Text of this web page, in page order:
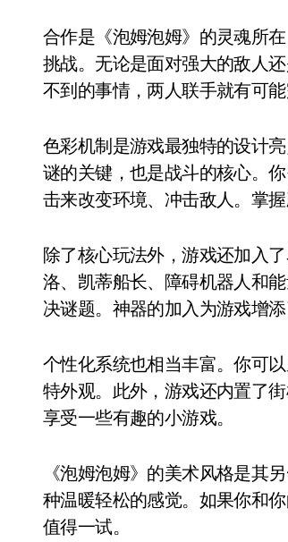
合作是《泡姆泡姆》的灵魂所
挑战。无论是面对强大的敌人
不到的事情，两人联手就有可
色彩机制是游戏最独特的设计
谜的关键，也是战斗的核心。
击来改变环境、冲击敌人。掌
除了核心玩法外，游戏还加入
洛、凯蒂船长、障碍机器人和
决谜题。神器的加入为游戏增添
个性化系统也相当丰富。你可
特外观。此外，游戏还内置了
享受一些有趣的小游戏。
《泡姆泡姆》的美术风格是其
种温暖轻松的感觉。如果你和
值得一试。